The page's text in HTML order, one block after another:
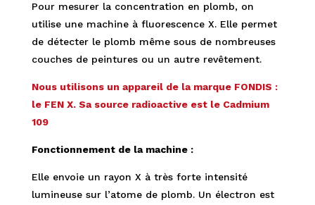
Pour mesurer la concentration en plomb, on
utilise une machine à fluorescence X. Elle permet
de détecter le plomb même sous de nombreuses
couches de peintures ou un autre revêtement.
Nous utilisons un appareil de la marque FONDIS :
le FEN X. Sa source radioactive est le Cadmium
109
Fonctionnement de la machine :
Elle envoie un rayon X à très forte intensité
lumineuse sur l’atome de plomb. Un électron est